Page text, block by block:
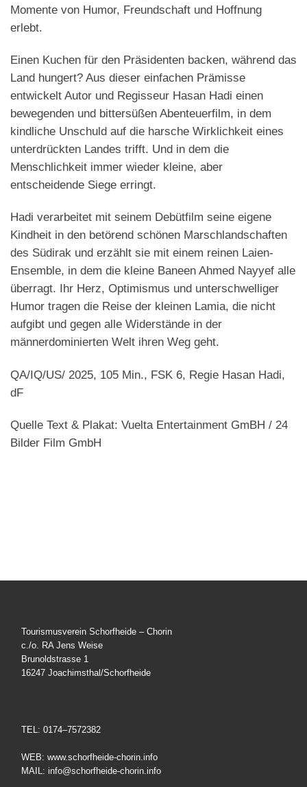
Momente von Humor, Freundschaft und Hoffnung
erlebt.
Einen Kuchen für den Präsidenten backen, während das
Land hungert? Aus dieser einfachen Prämisse
entwickelt Autor und Regisseur Hasan Hadi einen
bewegenden und bittersüßen Abenteuerfilm, in dem
kindliche Unschuld auf die harsche Wirklichkeit eines
unterdrückten Landes trifft. Und in dem die
Menschlichkeit immer wieder kleine, aber
entscheidende Siege erringt.
Hadi verarbeitet mit seinem Debütfilm seine eigene
Kindheit in den betörend schönen Marschlandschaften
des Südirak und erzählt sie mit einem reinen Laien-
Ensemble, in dem die kleine Baneen Ahmed Nayyef alle
überragt. Ihr Herz, Optimismus und unterschwelliger
Humor tragen die Reise der kleinen Lamia, die nicht
aufgibt und gegen alle Widerstände in der
männerdominierten Welt ihren Weg geht.
QA/IQ/US/ 2025, 105 Min., FSK 6, Regie Hasan Hadi,
dF
Quelle Text & Plakat: Vuelta Entertainment GmBH / 24
Bilder Film GmbH
Tourismusverein Schorfheide – Chorin
c./o. RA Jens Weise
Brunoldstrasse 1
16247 Joachimsthal/Schorfheide
TEL: 0174–7572382
WEB: www.schorfheide-chorin.info
MAIL: info@schorfheide-chorin.info